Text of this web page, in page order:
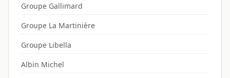
Groupe Gallimard
Groupe La Martinière
Groupe Libella
Albin Michel